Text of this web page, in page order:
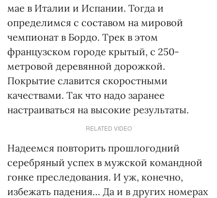
мае в Италии и Испании. Тогда и
определимся с составом на мировой
чемпионат в Бордо. Трек в этом
французском городе крытый, с 250-
метровой деревянной дорожкой.
Покрытие славится скоростными
качествами. Так что надо заранее
настраиваться на высокие результаты.
RELATED VIDEO
Надеемся повторить прошлогодний
серебряный успех в мужской командной
гонке преследования. И уж, конечно,
избежать падения… Да и в других номерах